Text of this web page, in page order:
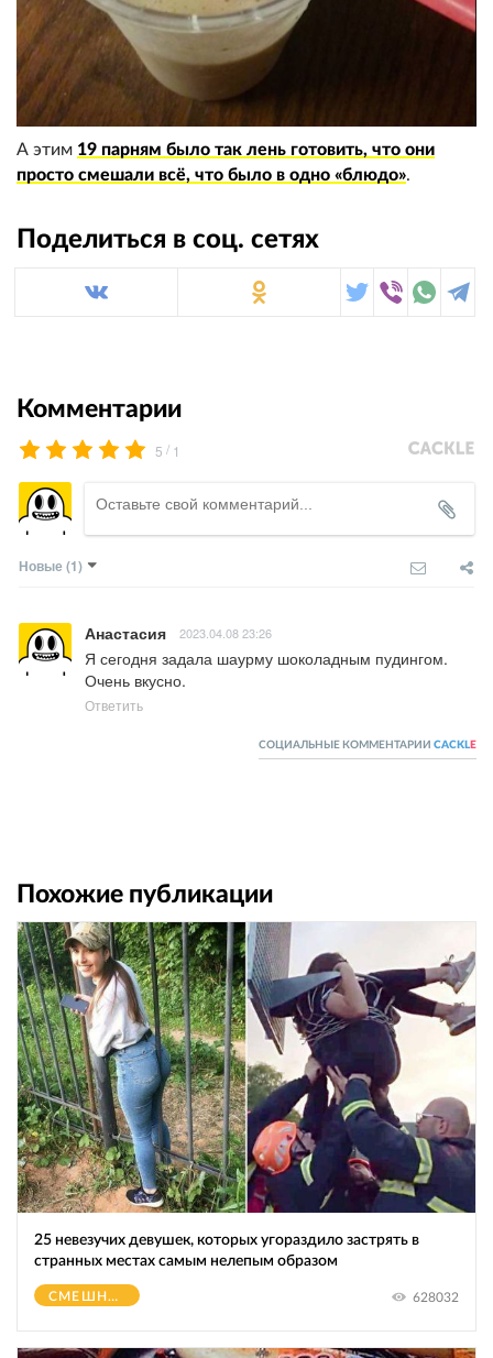
А этим 19 парням было так лень готовить, что они
просто смешали всё, что было в одно «блюдо».
Поделиться в соц. сетях
Комментарии
5 / 1
Новые (1)
Анастасия 2023.04.08 23:26
Я сегодня задала шаурму шоколадным пудингом.
Очень вкусно.
Ответить
СОЦИАЛЬНЫЕ КОММЕНТАРИИ CACKL E
Похожие публикации
25 невезучих девушек, которых угораздило застрять в
странных местах самым нелепым образом
СМЕШНОЕ 628032